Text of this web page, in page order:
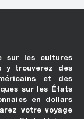
sur les cultures
y trouverez des
et des
sur les États
en dollars
votre voyage